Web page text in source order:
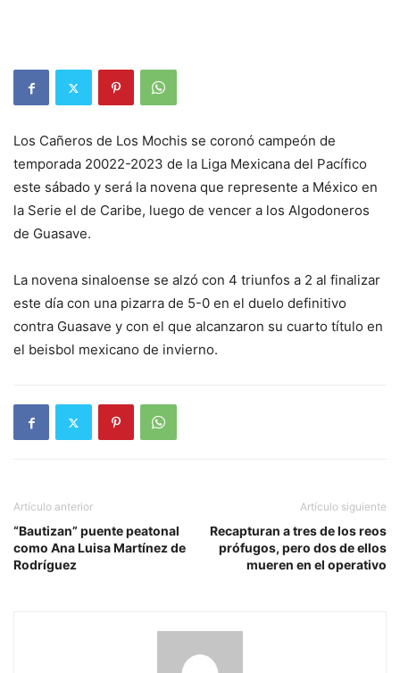
Los Cañeros de Los Mochis se coronó campeón de
temporada 20022-2023 de la Liga Mexicana del Pacífico
este sábado y será la novena que represente a México en
la Serie el de Caribe, luego de vencer a los Algodoneros
de Guasave.
La novena sinaloense se alzó con 4 triunfos a 2 al finalizar
este día con una pizarra de 5-0 en el duelo definitivo
contra Guasave y con el que alcanzaron su cuarto título en
el beisbol mexicano de invierno.
Artículo anterior
“Bautizan” puente peatonal
como Ana Luisa Martínez de
Rodríguez
Artículo siguiente
Recapturan a tres de los reos
prófugos, pero dos de ellos
mueren en el operativo